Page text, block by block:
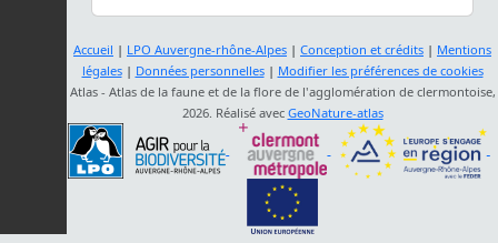
Accueil | LPO Auvergne-rhône-Alpes | Conception et crédits | Mentions
légales| Données personnelles| Modifier les préférences de cookies
Atlas - Atlas de la faune et de la flore de l'agglomération de clermontoise,
2026. Réalisé avec GeoNature-atlas